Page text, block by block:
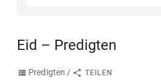
Eid – Predigten
Predigten / TEILEN